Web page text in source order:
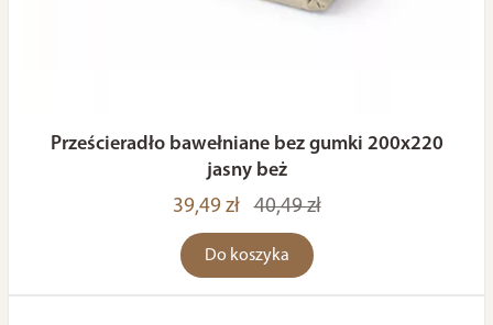
Prześcieradło bawełniane bez gumki 200x220
jasny beż
39,49 zł
40,49 zł
Do koszyka